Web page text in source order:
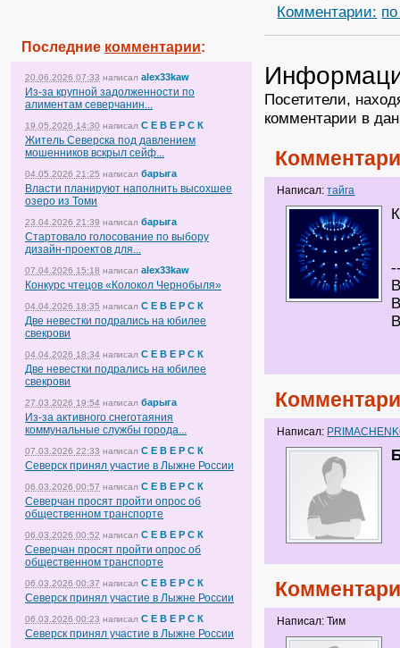
Последние комментарии:
20.06.2026 07:33 написал alex33kaw
Из-за крупной задолженности по
алиментам северчанин...
19.05.2026 14:30 написал С Е В Е Р С К
Житель Северска под давлением
мошенников вскрыл сейф...
04.05.2026 21:25 написал барыга
Власти планируют наполнить высохшее
озеро из Томи
23.04.2026 21:39 написал барыга
Стартовало голосование по выбору
дизайн-проектов для...
07.04.2026 15:18 написал alex33kaw
Конкурс чтецов «Колокол Чернобыля»
04.04.2026 18:35 написал С Е В Е Р С К
Две невестки подрались на юбилее
свекрови
04.04.2026 18:34 написал С Е В Е Р С К
Две невестки подрались на юбилее
свекрови
27.03.2026 19:54 написал барыга
Из-за активного снеготаяния
коммунальные службы города...
07.03.2026 22:33 написал С Е В Е Р С К
Северск принял участие в Лыжне России
06.03.2026 00:57 написал С Е В Е Р С К
Северчан просят пройти опрос об
общественном транспорте
06.03.2026 00:52 написал С Е В Е Р С К
Северчан просят пройти опрос об
общественном транспорте
06.03.2026 00:37 написал С Е В Е Р С К
Северск принял участие в Лыжне России
06.03.2026 00:23 написал С Е В Е Р С К
Северск принял участие в Лыжне России
Комментарии:
Посетители,
комментарии в
Написал:тайга
Написал:
Написал: Тим